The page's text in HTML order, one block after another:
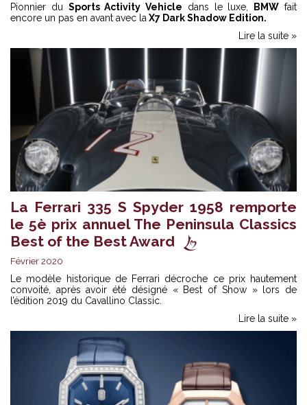
Pionnier du Sports Activity Vehicle dans le luxe, BMW fait
encore un pas en avant avec la X7 Dark Shadow Edition.
Lire la suite »
La Ferrari 335 S Spyder 1958 remporte
le 5è prix annuel The Peninsula Classics
Best of the Best Award
Février 2020
Le modèle historique de Ferrari décroche ce prix hautement
convoité, après avoir été désigné « Best of Show » lors de
l’édition 2019 du Cavallino Classic.
Lire la suite »